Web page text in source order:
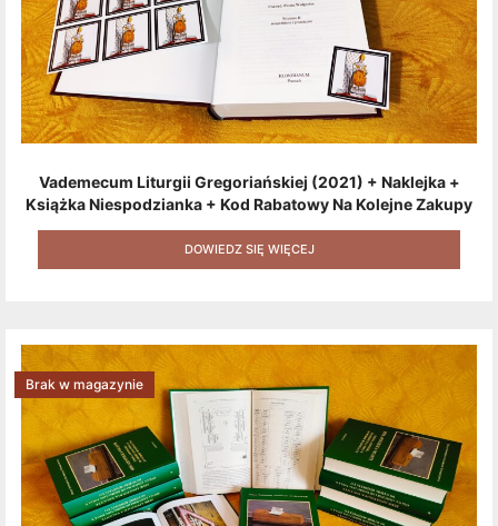
Vademecum Liturgii Gregoriańskiej (2021) + Naklejka +
Książka Niespodzianka + Kod Rabatowy Na Kolejne Zakupy
+ Gratis (książka W Formacie Elektronicznym) [zestaw 3
Produktów + Kod Rabatowy + Gratis]
DOWIEDZ SIĘ WIĘCEJ
Brak w magazynie